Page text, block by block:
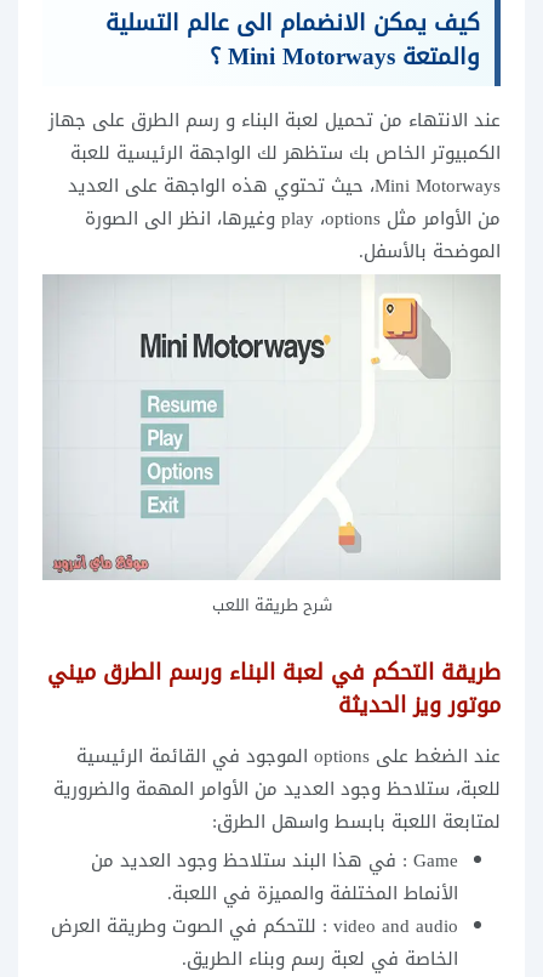
كيف يمكن الانضمام الى عالم التسلية
والمتعة Mini Motorways ؟
عند الانتهاء من تحميل لعبة البناء و رسم الطرق على جهاز
الكمبيوتر الخاص بك ستظهر لك الواجهة الرئيسية للعبة
Mini Motorways، حيث تحتوي هذه الواجهة على العديد
من الأوامر مثل play ،options وغيرها، انظر الى الصورة
الموضحة بالأسفل.
شرح طريقة اللعب
طريقة التحكم في لعبة البناء ورسم الطرق ميني
موتور ويز الحديثة
عند الضغط على options الموجود في القائمة الرئيسية
للعبة، ستلاحظ وجود العديد من الأوامر المهمة والضرورية
لمتابعة اللعبة بابسط واسهل الطرق:
Game : في هذا البند ستلاحظ وجود العديد من
الأنماط المختلفة والمميزة في اللعبة.
video and audio : للتحكم في الصوت وطريقة العرض
الخاصة في لعبة رسم وبناء الطريق.